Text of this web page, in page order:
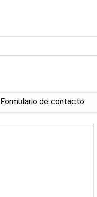
Formulario de contacto